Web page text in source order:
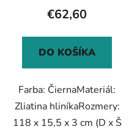
€62,60
DO KOŠÍKA
Farba: ČiernaMateriál:
Zliatina hliníkaRozmery:
118 x 15,5 x 3 cm (D x Š